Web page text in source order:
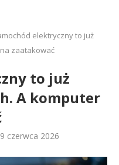
elektryczny to już
zaatakować
to już
A komputer
czerwca 2026